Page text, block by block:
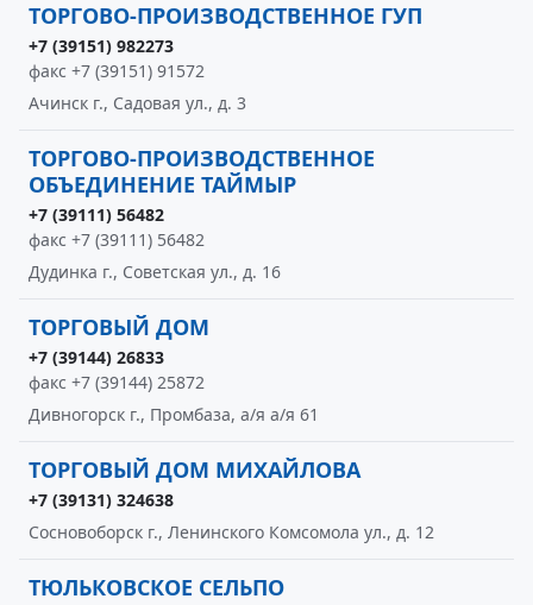
ТОРГОВО-ПРОИЗВОДСТВЕННОЕ ГУП
+7 (39151) 982273
факс +7 (39151) 91572
Ачинск г., Садовая ул., д. 3
ТОРГОВО-ПРОИЗВОДСТВЕННОЕ
ОБЪЕДИНЕНИЕ ТАЙМЫР
+7 (39111) 56482
факс +7 (39111) 56482
Дудинка г., Советская ул., д. 16
ТОРГОВЫЙ ДОМ
+7 (39144) 26833
факс +7 (39144) 25872
Дивногорск г., Промбаза, а/я а/я 61
ТОРГОВЫЙ ДОМ МИХАЙЛОВА
+7 (39131) 324638
Сосновоборск г., Ленинского Комсомола ул., д. 12
ТЮЛЬКОВСКОЕ СЕЛЬПО